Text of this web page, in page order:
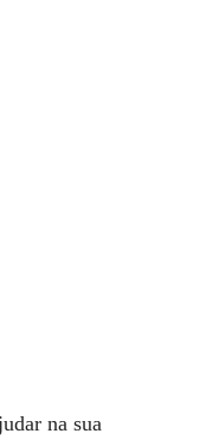
na sua